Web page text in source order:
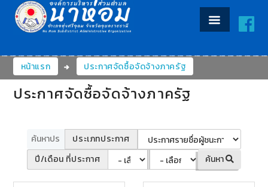
หน้าแรก ประกาศจัดซื้อจัดจ้างภาครัฐ
ประกาศจัดซื้อจัดจ้างภาครัฐ
ประเภทประกาศ
ปี/เดือน ที่ประกาศ
ค้นหา